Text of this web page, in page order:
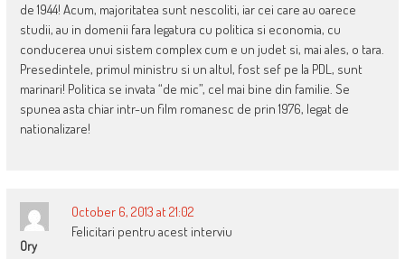
de 1944! Acum, majoritatea sunt nescoliti, iar cei care au oarece
studii, au in domenii fara legatura cu politica si economia, cu
conducerea unui sistem complex cum e un judet si, mai ales, o tara.
Presedintele, primul ministru si un altul, fost sef pe la PDL, sunt
marinari! Politica se invata “de mic”, cel mai bine din familie. Se
spunea asta chiar intr-un film romanesc de prin 1976, legat de
nationalizare!
Ory
October 6, 2013 at 21:02
Felicitari pentru acest interviu